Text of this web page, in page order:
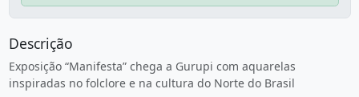
Descrição
Exposição “Manifesta” chega a Gurupi com aquarelas
inspiradas no folclore e na cultura do Norte do Brasil